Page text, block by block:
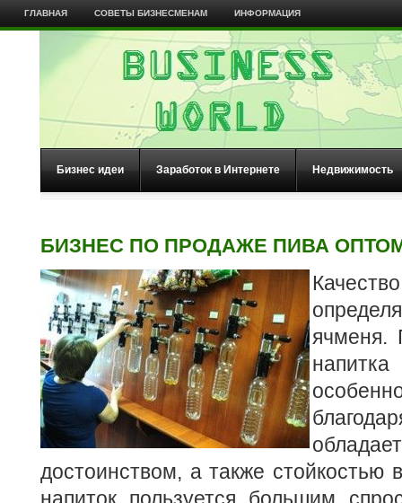
ГЛАВНАЯ СОВЕТЫ БИЗНЕСМЕНАМ ИНФОРМАЦИЯ
Бизнес идеи Заработок в Интернете Недвижимость
БИЗНЕС ПО ПРОДАЖЕ ПИВА
ячменя.
достоинством, а также стойкостью